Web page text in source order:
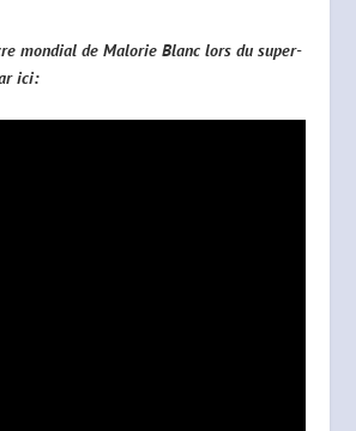
mondial de Malorie Blanc lors du super-
ici: